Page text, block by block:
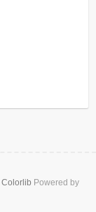
Colorlib Powered by